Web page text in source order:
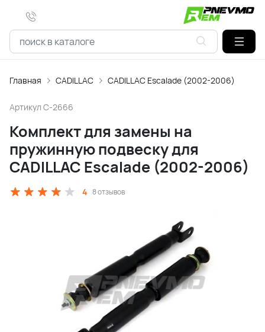
Главная CADILLAC CADILLAC Escalade (2002-2006)
Артикул C-2666
Комплект для замены на
пружинную подвеску для
CADILLAC Escalade (2002-2006)
4 8 отзывов